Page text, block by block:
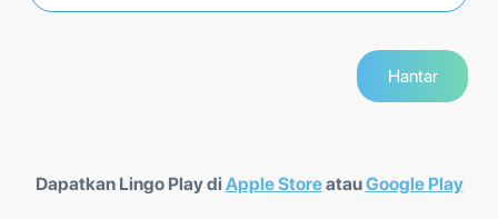
Dapatkan Lingo Play di Apple StoreatauGoogle Play